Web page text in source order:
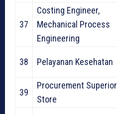
37
Costing Engineer,
Mechanical Process
Engineering
38 Pelayanan Kesehatan
39
Procurement Superior
Store